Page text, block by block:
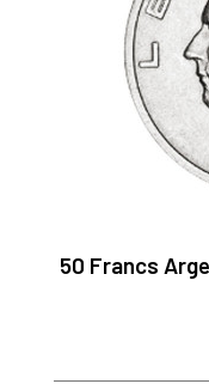
50 Francs